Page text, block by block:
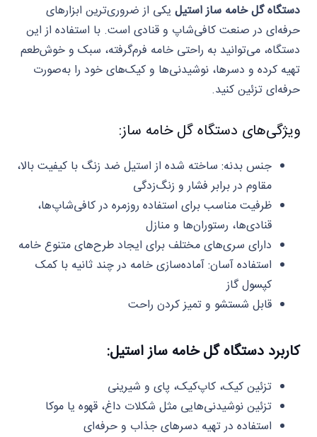
دستگاه گل خامه‌ ساز استیل یکی از ضروری‌ترین ابزارهای
حرفه‌ای در صنعت کافی‌شاپ و قنادی است. با استفاده از این
دستگاه، می‌توانید به راحتی خامه فرم‌گرفته، سبک و خوش‌طعم
تهیه کرده و دسرها، نوشیدنی‌ها و کیک‌های خود را به‌صورت
حرفه‌ای تزئین کنید.
ویژگی‌های دستگاه گل خامه ساز:
جنس بدنه: ساخته شده از استیل ضد زنگ با کیفیت بالا،
مقاوم در برابر فشار و زنگ‌زدگی
ظرفیت مناسب برای استفاده روزمره در کافی‌شاپ‌ها،
قنادی‌ها، رستوران‌ها و منازل
دارای سری‌های مختلف برای ایجاد طرح‌های متنوع خامه
استفاده آسان: آماده‌سازی خامه در چند ثانیه با کمک
کپسول گاز
قابل شستشو و تمیز کردن راحت
کاربرد دستگاه گل خامه‌ ساز استیل:
تزئین کیک، کاپ‌کیک، پای و شیرینی
تزئین نوشیدنی‌هایی مثل شکلات داغ، قهوه یا موکا
استفاده در تهیه دسرهای جذاب و حرفه‌ای